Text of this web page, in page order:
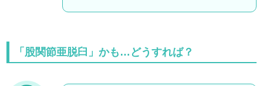
「股関節亜脱臼」かも…どうすれば？